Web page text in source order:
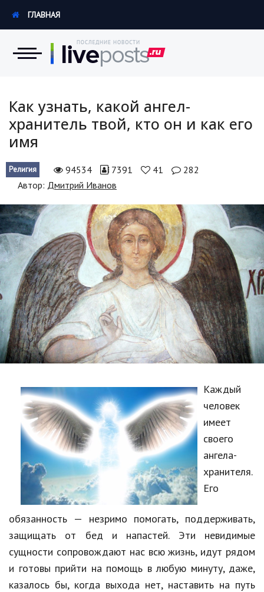
Экономика
Hi-Tech. Интернет
Россия
Наука и техника
Политика
Образование
В мире
Культура
Авто, мото
Знаменитости
Статьи
Обзоры
Рецепты
Красота и здоровье
Hi-Tech. Интернет
Авто, мото
Дом и сад
ГЛАВНАЯ
Как узнать, какой ангел-
хранитель твой, кто он и как его
имя
Религия 94534 7391 41
282
Автор: Дмитрий Иванов
Каждый
человек
имеет
своего
ангела-
хранителя.
Его
обязанность — незримо помогать, поддерживать,
защищать от бед и напастей. Эти невидимые
сущности сопровождают нас всю жизнь, идут рядом
и готовы прийти на помощь в любую минуту, даже,
казалось бы, когда выхода нет, наставить на путь